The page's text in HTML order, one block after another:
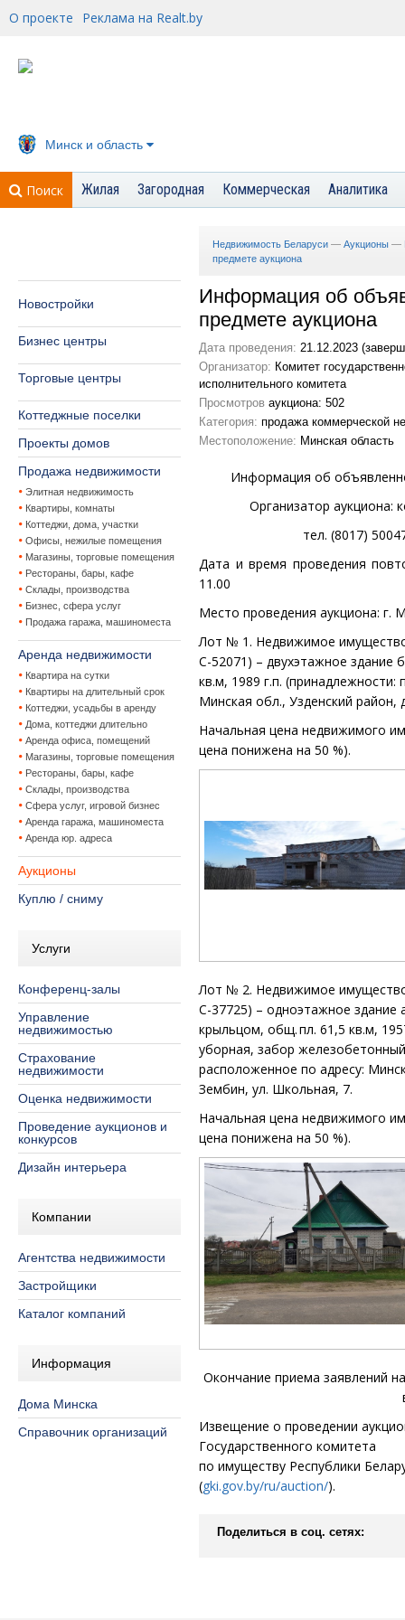
О проекте Реклама на Realt.by
Минск и область
Поиск Жилая Загородная Коммерческая Аналитика
Новостройки
Бизнес центры
Торговые центры
Коттеджные поселки
Проекты домов
Продажа недвижимости
Элитная недвижимость
Квартиры, комнаты
Коттеджи, дома, участки
Офисы, нежилые помещения
Магазины, торговые помещения
Рестораны, бары, кафе
Склады, производства
Бизнес, сфера услуг
Продажа гаража, машиноместа
Аренда недвижимости
Квартира на сутки
Квартиры на длительный срок
Коттеджи, усадьбы в аренду
Дома, коттеджи длительно
Аренда офиса, помещений
Магазины, торговые помещения
Рестораны, бары, кафе
Склады, производства
Сфера услуг, игровой бизнес
Аренда гаража, машиноместа
Аренда юр. адреса
Аукционы
Куплю / сниму
Услуги
Конференц-залы
Управление
недвижимостью
Страхование
недвижимости
Оценка недвижимости
Проведение аукционов и
конкурсов
Дизайн интерьера
Компании
Агентства недвижимости
Застройщики
Каталог компаний
Информация
Дома Минска
Справочник организаций
Недвижимость Беларуси — Аукционы —
предмете аукциона
Информация об
предмете аукциона
Дата проведения: 21.12.2023
Организатор: Комитет
исполнительного комитета
Просмотров аукциона: 502
Категория: продажа коммерческой
Местоположение: Минская область
Информация об
Организатор аукциона:
тел. (8017)
Дата и время проведения
1 1.00
Место проведения аукциона: г.
Лот № 1. Недвижимое
С-52071) – двухэтажное здание
кв.м, 1989 г.п.
Минская обл., Узденский район,
Начальная цена недвижимого
цена понижена на 50 %).
Лот № 2. Недвижимое
С-37725) – одноэтажное здание
крыльцом, общ.пл. 61,5 кв.м,
уборная, забор
расположенное по адресу:
Зембин, ул. Школьная, 7.
Начальная цена недвижимого
цена понижена на 50 %).
Окончание приема заявлений
Извещение о проведении
Государственного комитета
по имуществу Республики
(gki.gov.by/ru/auction/).
Поделиться в соц. сетях: